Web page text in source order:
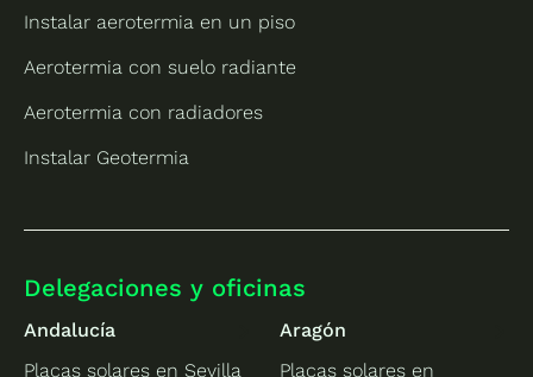
Instalar aerotermia en un piso
Aerotermia con suelo radiante
Aerotermia con radiadores
Instalar Geotermia
Delegaciones y oficinas
Andalucía
Placas solares en Sevilla
Aragón
Placas solares en